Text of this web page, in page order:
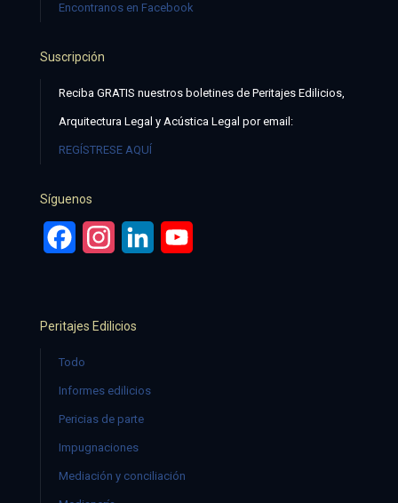
Encontranos en Facebook
Suscripción
Reciba GRATIS nuestros boletines de Peritajes Edilicios,
Arquitectura Legal y Acústica Legal por email:
REGÍSTRESE AQUÍ
Síguenos
FacebookInstagramLinkedIn
Peritajes Edilicios
Todo
Informes edilicios
Pericias de parte
Impugnaciones
Mediación y conciliación